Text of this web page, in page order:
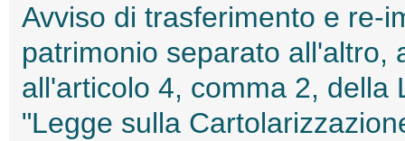
Avviso di trasferimento e re-
patrimonio separato all'altro,
all'articolo 4, comma 2, della
"Legge sulla